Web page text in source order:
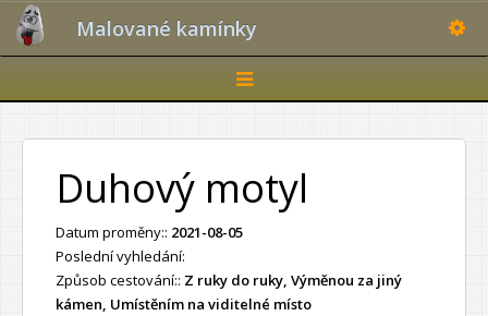
Malované kamínky
Toggle
navigation
Duhový motyl
Datum proměny:: 2021-08-05
Poslední vyhledání:
Způsob cestování:: Z ruky do ruky, Výměnou za jiný
kámen, Umístěním na viditelné místo